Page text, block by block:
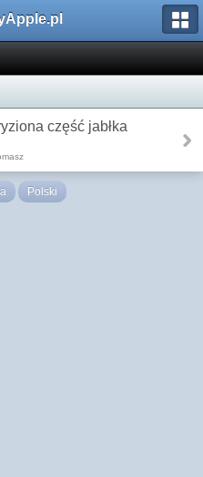
część jabłka
Polski